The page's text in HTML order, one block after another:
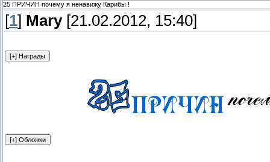
25 ПРИЧИН почему я ненавижу Карибы !
[1] Mary[21.02.2012, 15:40]